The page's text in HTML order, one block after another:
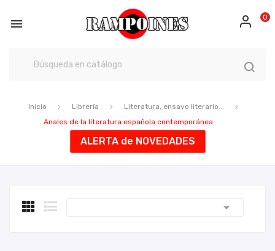
 0
Inicio Librería
Literatura, ensayo literario...
Anales de la literatura española contemporánea
ALERTA de NOVEDADES
